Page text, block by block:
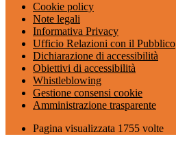
Cookie policy
Note legali
Informativa Privacy
Ufficio Relazioni con il Pubblico
Dichiarazione di accessibilità
Obiettivi di accessibilità
Whistleblowing
Gestione consensi cookie
Amministrazione trasparente
Pagina visualizzata 1755 volte